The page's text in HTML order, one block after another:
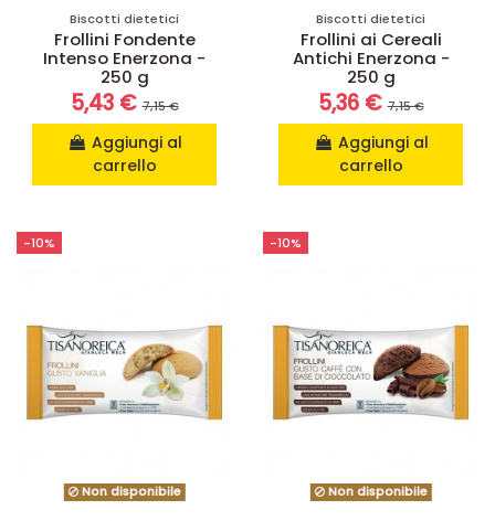
Biscotti dietetici
Frollini Fondente
Intenso Enerzona -
250 g
5,43 €7,15 €
Aggiungi al
carrello
Biscotti dietetici
Frollini ai Cereali
Antichi Enerzona -
250 g
5,36 €7,15 €
Aggiungi al
carrello
-10%
Non disponibile
-10%
Non disponibile